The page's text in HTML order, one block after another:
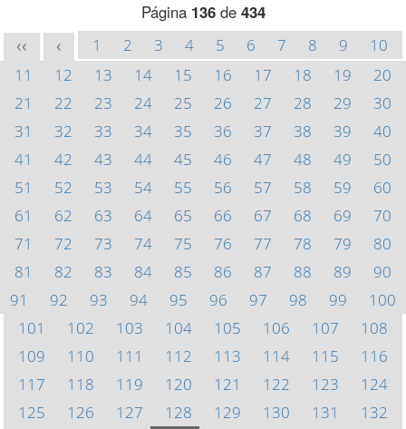
Página 136de 434
<< < 1 2 3 4 5 6 7 8 9
10
11
12 13 14 15 16 17 18 19
20
21
22 23 24 25 26 27 28 29
30
31
32 33 34 35 36 37 38 39
40
41
42 43 44 45 46 47 48 49
50
51
52 53 54 55 56 57 58 59
60
61
62 63 64 65 66 67 68 69
70
71
72 73 74 75 76 77 78 79
80
81
82 83 84 85 86 87 88 89
90
91
92 93 94 95 96 97 98 99
100
101
102 103 104 105 106 107
108
109
110 111 112 113 114 115
116
117
118 119 120 121 122 123
124
125
126 127 128 129 130 131
132